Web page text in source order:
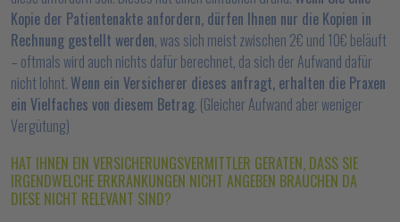
Kopie der Patientenakte anfordern, dürfen Ihnen nur die Kopien in
Rechnung gestellt werden, was sich meist zwischen 2€ und 10€ beläuft
– oftmals wird auch nichts dafür berechnet, da sich der Aufwand dafür
nicht lohnt. Wenn ein Versicherer dieses anfragt, erhalten die Praxen
ein Vielfaches von diesem Betrag. (Gleicher Aufwand aber weniger
Vergütung)
HAT IHNEN EIN VERSICHERUNGSVERMITTLER GERATEN, DASS SIE
IRGENDWELCHE ERKRANKUNGEN NICHT ANGEBEN BRAUCHEN DA
DIESE NICHT RELEVANT SIND?